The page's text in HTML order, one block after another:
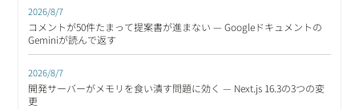
2026/8/7
コメントが50件たまって提案書が進まない — Googleドキュメントの
Geminiが読んで返す
2026/8/7
開発サーバーがメモリを食い潰す問題に効く — Next.js 16.3の3つの変
更